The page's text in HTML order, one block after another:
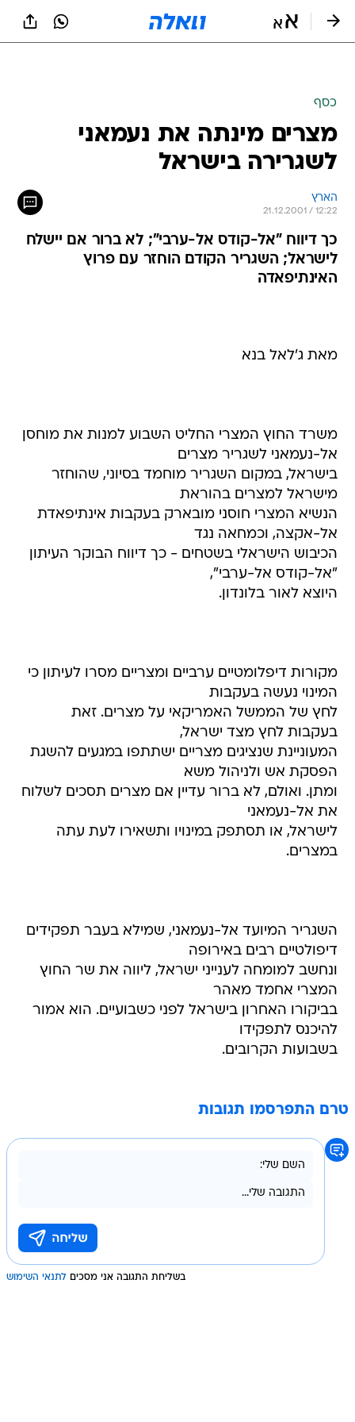
כסף
מצרים מינתה את נעמאני
לשגרירה בישראל
הארץ
21.12.2001 / 12:22
כך דיווח "אל-קודס אל-ערבי"; לא ברור אם יישלח
לישראל; השגריר הקודם הוחזר עם פרוץ
האינתיפאדה
מאת ג'לאל בנא
משרד החוץ המצרי החליט השבוע למנות את מוחסן
אל-נעמאני לשגריר מצרים
בישראל, במקום השגריר מוחמד בסיוני, שהוחזר
מישראל למצרים בהוראת
הנשיא המצרי חוסני מובארק בעקבות אינתיפאדת
אל-אקצה, וכמחאה נגד
הכיבוש הישראלי בשטחים - כך דיווח הבוקר העיתון
"אל-קודס אל-ערבי",
היוצא לאור בלונדון.
מקורות דיפלומטיים ערביים ומצריים מסרו לעיתון כי
המינוי נעשה בעקבות
לחץ של הממשל האמריקאי על מצרים. זאת
בעקבות לחץ מצד ישראל,
המעוניינת שנציגים מצריים ישתתפו במגעים להשגת
הפסקת אש ולניהול משא
ומתן. ואולם, לא ברור עדיין אם מצרים תסכים לשלוח
את אל-נעמאני
לישראל, או תסתפק במינויו ותשאירו לעת עתה
במצרים.
השגריר המיועד אל-נעמאני, שמילא בעבר תפקידים
דיפולטיים רבים באירופה
ונחשב למומחה לענייני ישראל, ליווה את שר החוץ
המצרי אחמד מאהר
בביקורו האחרון בישראל לפני כשבועיים. הוא אמור
להיכנס לתפקידו
בשבועות הקרובים.
טרם התפרסמו תגובות
בשליחת התגובה אני מסכים לתנאי השימוש